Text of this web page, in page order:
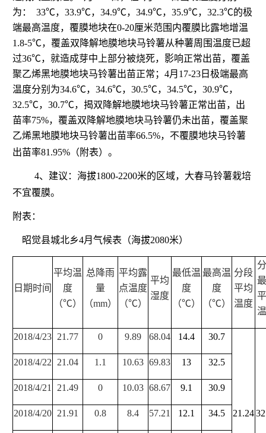
为： 33℃， 33.9℃， 34.9℃， 34.9℃， 35.9℃， 32.3℃的极
端最高温度，覆膜地块在0-20厘米范围内覆膜比露地增温
1.8-5℃，覆盖双降解地膜地块马铃薯从种薯周围温度已超
过36℃，就造成芽中上部分被烧死，影响正常出苗，覆盖
聚乙烯黑地膜地块马铃薯出苗正常； 4月 17-23 日极端最高
温度分别为34.6℃， 34.6℃， 30.5℃， 34.5℃， 30.9℃，
32.5℃， 30.7℃，揭双降解地膜地块马铃薯正常出苗，出
苗率75%，覆盖双降解地膜地块马铃薯仍未出苗，覆盖聚
乙烯黑地膜地块马铃薯出苗率66.5%，不覆膜地块马铃薯
出苗率81.95% （附表）。
4、建议： 海拔1800-2200米的区域，大春马铃薯栽培
不宜覆膜。
附表：
昭觉县城北乡4月气候表（海拔2080米）
日期时间
平均温
度
（℃）
总降雨
量
（mm）
平均露
点温度
（℃）
平均
湿度
最低温
度
（℃）
最高温
度
（℃）
分段
平均
温度
2018/4/23 21.77 0 9.89 68.04 14.4 30.7
21.24
2018/4/22 21.04 1.1 10.63 69.83 13 32.5
2018/4/21 21.49 0 10.03 68.67 9.1 30.9
2018/4/20 21.91 0.8 8.4 57.21 12.1 34.5